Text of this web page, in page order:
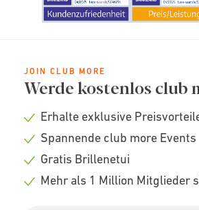
JOIN CLUB MORE
Werde kostenlos club
Check
Erhalte exklusive
Check
Spannende club more Events
Check
Gratis Brillenetui
Mehr als 1 Million Mitglieder